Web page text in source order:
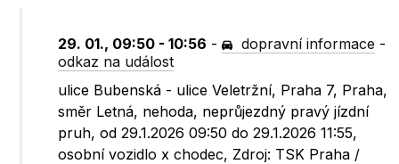
29. 01., 09:50 - 10:56 - dopravní informace -
odkaz na událost
ulice Bubenská - ulice Veletržní, Praha 7, Praha,
směr Letná, nehoda, neprůjezdný pravý jízdní
pruh, od 29.1.2026 09:50 do 29.1.2026 11:55,
osobní vozidlo x chodec, Zdroj: TSK Praha /